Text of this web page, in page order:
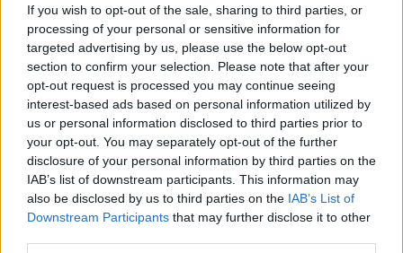
If you wish to opt-out of the sale, sharing to third parties, or
processing of your personal or sensitive information for
targeted advertising by us, please use the below opt-out
section to confirm your selection. Please note that after your
opt-out request is processed you may continue seeing
interest-based ads based on personal information utilized by
us or personal information disclosed to third parties prior to
your opt-out. You may separately opt-out of the further
disclosure of your personal information by third parties on the
IAB’s list of downstream participants. This information may
also be disclosed by us to third parties on the IAB’s List of
Downstream Participants that may further disclose it to other
Dreamcast található. A stabil és hű rajongótábor ellenére
mindössze 10.6 millió Dreamcast talált gazdára 3 éves
életciklusa során. Sokak szerint a Saturn, a Sega 32X és
a Sega CD bukdácsolása miatt fordultak el a fejlesztők a
Dreamcast-tól. Pedig jóval korábban érkezett mint
riválisai, és olyan kitűnő játékok jelentek meg rá, mint a
Soul Calibur, a Seaman vagy Crazy Taxi.
9. TurboGrafx - Amikor nem volt még multiplatform
Ma már természetes dolog, hogy egy-egy játék több
platform-ra is elérhető, azonban régen nem volt ez olyan
általános. És bizony éppen ez okozhatta a TurboGrafx-16
vesztét, ugyanis annak idején 1989-ben a NES elsöpörte
játékfelhozatalával. Japánban ugyan szép sikereket ért el